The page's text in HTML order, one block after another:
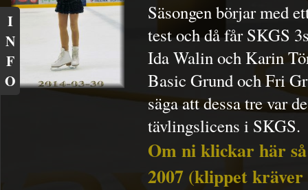
Säsongen börjar med
test och då får SKGS
Ida Walin och Karin
Basic Grund och Fri
säga att dessa tre var
tävlingslicens i SKGS.
Om ni klickar här
2007 (klippet
I
N
F
O